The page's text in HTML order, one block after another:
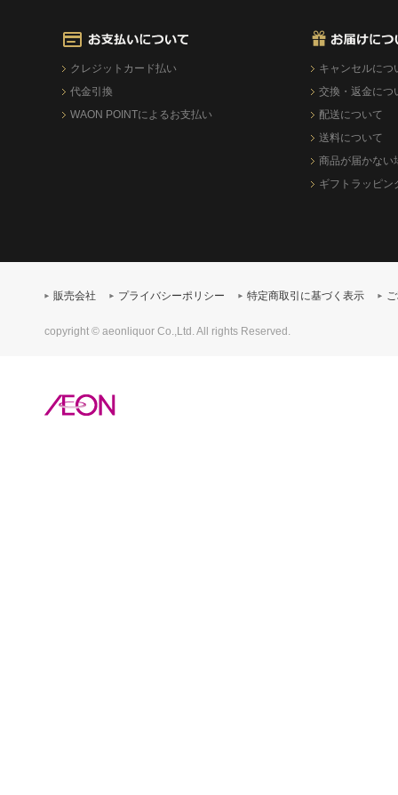
クレジットカード払い
代金引換
WAON POINTによるお支払い
キャンセルにつ
交換・返金につ
配送について
送料について
商品が届かない
ギフトラッピン
販売会社 プライバシーポリシー 特定商取引に基づく表示
copyright © aeonliquor Co.,Ltd. All rights Reserved.